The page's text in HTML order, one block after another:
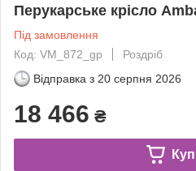
Перукарське крісло
Під замовлення
Код: VM_872_gp
Роздріб
Відправка з 20 серпня 2026
18 466 ₴